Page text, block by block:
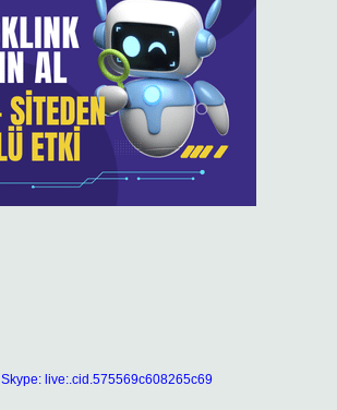
Skype: live:.cid.575569c608265c69